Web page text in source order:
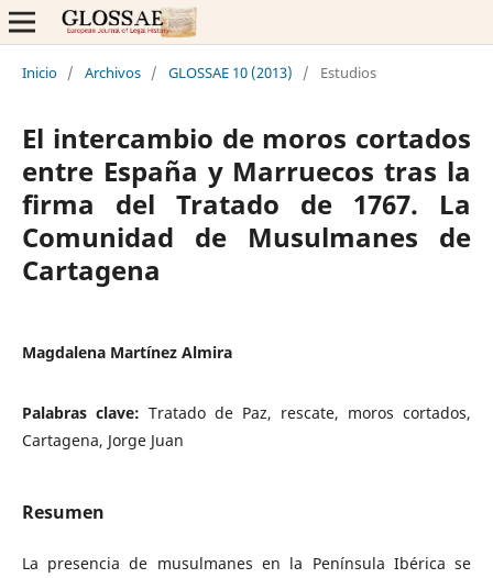
Inicio / Archivos / GLOSSAE 10 (2013) / Estudios
El intercambio de moros cortados
entre España y Marruecos tras la
firma del Tratado de 1767. La
Comunidad de Musulmanes de
Cartagena
Magdalena Martínez Almira
Palabras clave: Tratado de Paz, rescate, moros cortados,
Cartagena, Jorge Juan
Resumen
La presencia de musulmanes en la Península Ibérica se